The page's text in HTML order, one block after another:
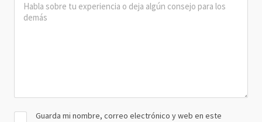
Guarda mi nombre, correo electrónico y web en este